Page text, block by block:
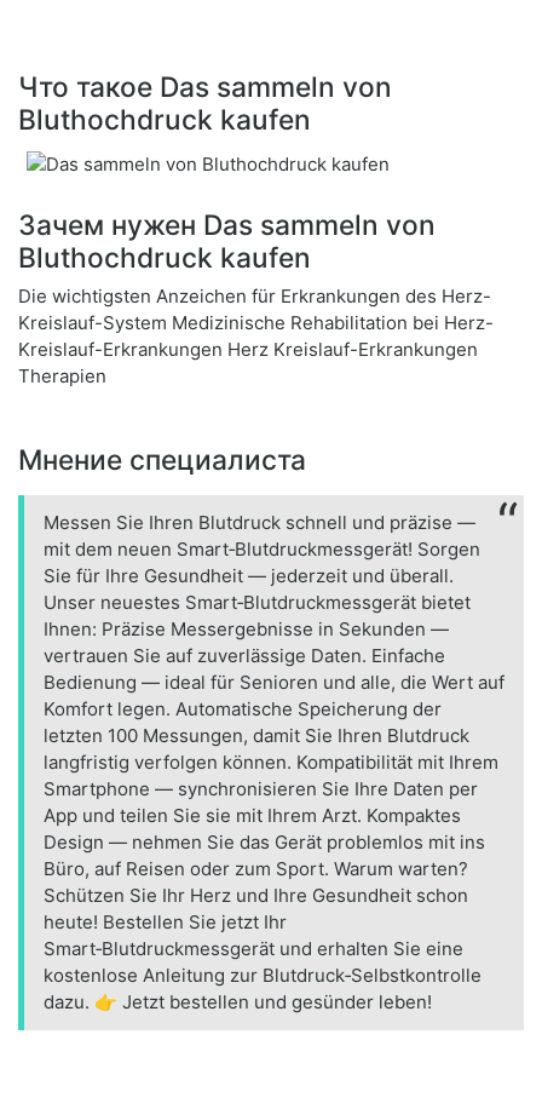
Что такое Das sammeln von
Bluthochdruck kaufen
Зачем нужен Das sammeln von
Bluthochdruck kaufen
Die wichtigsten Anzeichen für Erkrankungen des Herz-
Kreislauf-System Medizinische Rehabilitation bei Herz-
Kreislauf-Erkrankungen Herz Kreislauf-Erkrankungen
Therapien
Мнение специалиста
Messen Sie Ihren Blutdruck schnell und präzise —
mit dem neuen Smart‑Blutdruckmessgerät! Sorgen
Sie für Ihre Gesundheit — jederzeit und überall.
Unser neuestes Smart‑Blutdruckmessgerät bietet
Ihnen: Präzise Messergebnisse in Sekunden —
vertrauen Sie auf zuverlässige Daten. Einfache
Bedienung — ideal für Senioren und alle, die Wert auf
Komfort legen. Automatische Speicherung der
letzten 100 Messungen, damit Sie Ihren Blutdruck
langfristig verfolgen können. Kompatibilität mit Ihrem
Smartphone — synchronisieren Sie Ihre Daten per
App und teilen Sie sie mit Ihrem Arzt. Kompaktes
Design — nehmen Sie das Gerät problemlos mit ins
Büro, auf Reisen oder zum Sport. Warum warten?
Schützen Sie Ihr Herz und Ihre Gesundheit schon
heute! Bestellen Sie jetzt Ihr
Smart‑Blutdruckmessgerät und erhalten Sie eine
kostenlose Anleitung zur Blutdruck‑Selbstkontrolle
dazu. 👉 Jetzt bestellen und gesünder leben!